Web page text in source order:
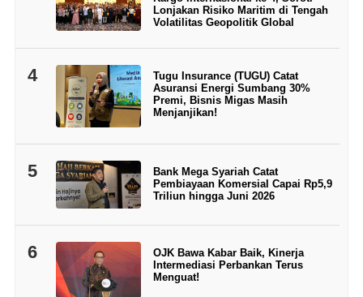
Lonjakan Risiko Maritim di Tengah
Volatilitas Geopolitik Global
4
Tugu Insurance (TUGU) Catat
Asuransi Energi Sumbang 30%
Premi, Bisnis Migas Masih
Menjanjikan!
5
Bank Mega Syariah Catat
Pembiayaan Komersial Capai Rp5,9
Triliun hingga Juni 2026
6
OJK Bawa Kabar Baik, Kinerja
Intermediasi Perbankan Terus
Menguat!